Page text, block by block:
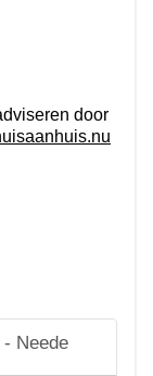
door
Neede